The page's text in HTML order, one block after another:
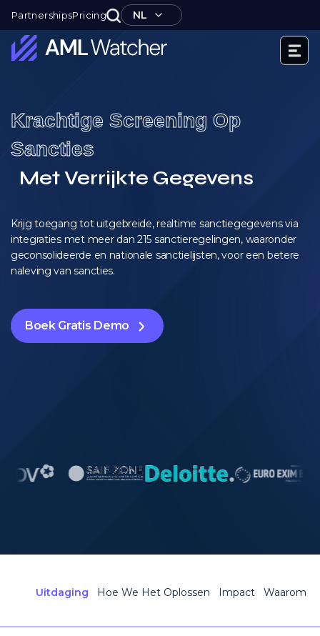
PartnershipsPricing NL
naar
inhoud
Krachtige Screening Op
Sancties
Met Verrijkte Gegevens
Krijg toegang tot uitgebreide, realtime sanctiegegevens via
integraties met meer dan 215 sanctieregelingen, waaronder
geconsolideerde en nationale sanctielijsten, voor een betere
naleving van sancties.
Boek Gratis Demo
Uitdaging Hoe We Het Oplossen Impact Waarom